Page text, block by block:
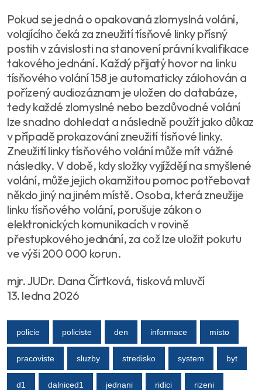
Pokud se jedná o opakovaná zlomyslná volání,
volajícího čeká za zneužití tísňové linky přísný
postih v závislosti na stanovení právní kvalifikace
takového jednání. Každý přijatý hovor na linku
tísňového volání 158 je automaticky zálohován a
pořízený audiozáznam je uložen do databáze,
tedy každé zlomyslné nebo bezdůvodné volání
lze snadno dohledat a následně použít jako důkaz
v případě prokazování zneužití tísňové linky.
Zneužití linky tísňového volání může mít vážné
následky. V době, kdy složky vyjíždějí na smyšlené
volání, může jejich okamžitou pomoc potřebovat
někdo jiný na jiném místě. Osoba, která zneužije
linku tísňového volání, porušuje zákon o
elektronických komunikacích v rovině
přestupkového jednání, za což lze uložit pokutu
ve výši 200 000 korun.
mjr. JUDr. Dana Čírtková, tisková mluvčí
13. ledna 2026
policie policiste den informace misto
pracoviste sluzby stredisko system byt
d1 dalniced1 jednani ridici rizeni